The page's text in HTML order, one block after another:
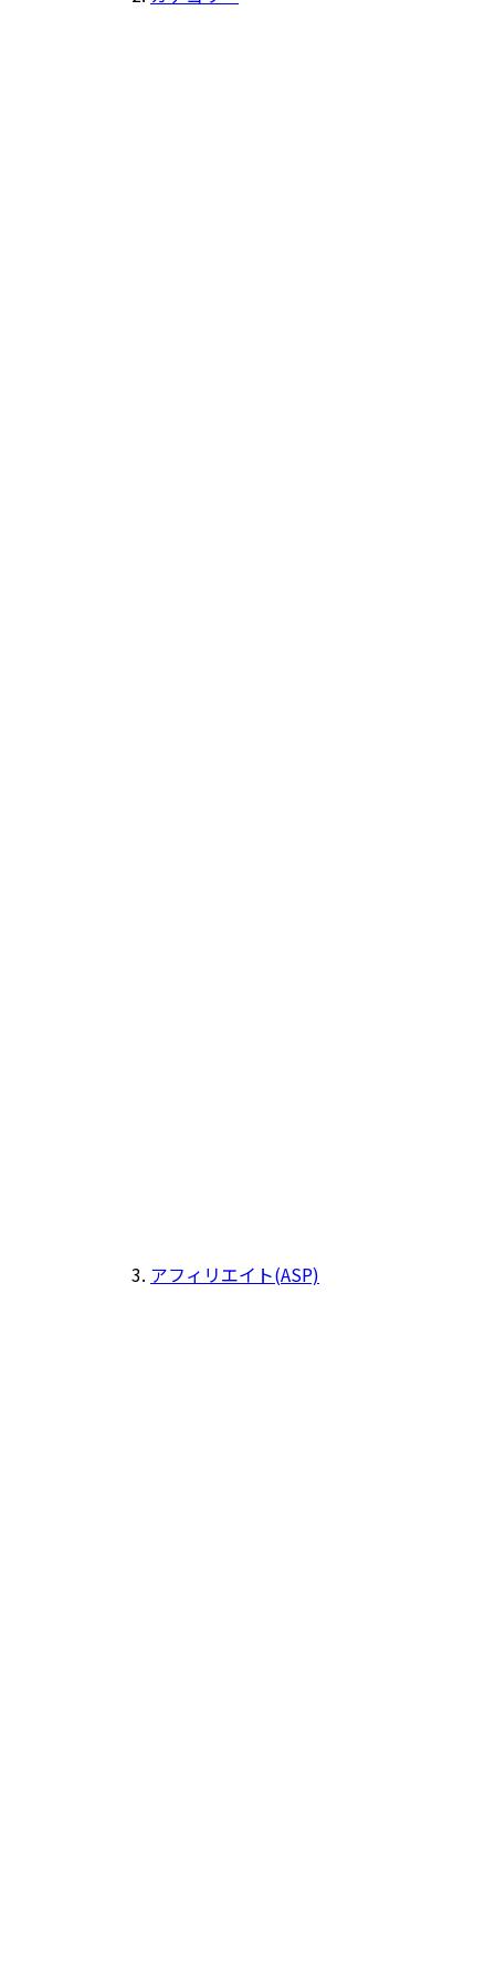
アフィリエイト(ASP)